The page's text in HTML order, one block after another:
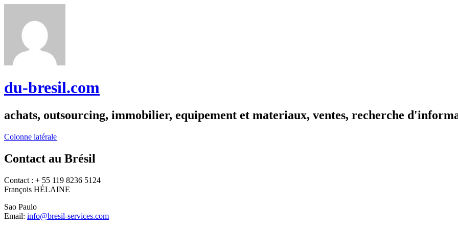
du-bresil.com
achats, outsourcing, immobilier, equipement et materiaux, ventes, recherche
Colonne latérale
Contact au Brésil
Contact : + 55 119 8236 5124
François HÉLAINE
Sao Paulo
Email: info@bresil-services.com